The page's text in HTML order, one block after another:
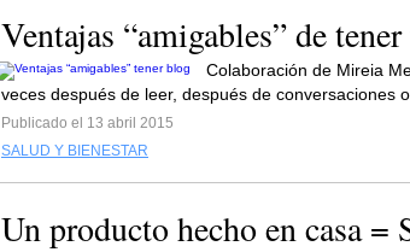
Ventajas “amigables” de
Colaboración de Mireia
veces después de leer, después de conversaciones
Publicado el 13 abril 2015
SALUD Y BIENESTAR
Un producto hecho en casa =